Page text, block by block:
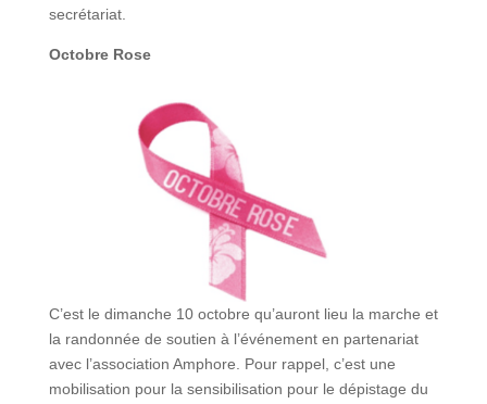
secrétariat.
Octobre Rose
C’est le dimanche 10 octobre qu’auront lieu la marche et
la randonnée de soutien à l’événement en partenariat
avec l’association Amphore. Pour rappel, c’est une
mobilisation pour la sensibilisation pour le dépistage du